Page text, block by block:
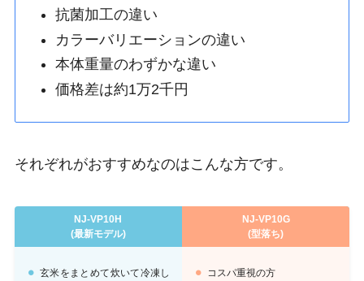
抗菌加工の違い
カラーバリエーションの違い
本体重量のわずかな違い
価格差は約1万2千円
それぞれがおすすめなのはこんな方です。
NJ-VP10H
(最新モデル)
NJ-VP10G
(型落ち)
玄米をまとめて炊いて冷凍し
コスパ重視の方